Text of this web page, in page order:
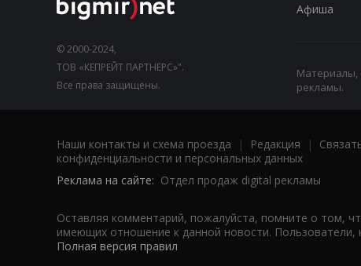
© 2000-2024,
ТОВ «КЕПРЕЙТ ПАРТНЕРС»".
Все права защищены.
Афиша
Материалы,
рекламы.
Наши контакты и схема проезда | Редакция |
конфиденциальности и персональных данных
Реклама на сайте: Отдел продаж digital рекламы
Оставляя комментарий, пожалуйста, помните о том,
имеющих отношение к данной новости. Пользователи,
Полная версия правил